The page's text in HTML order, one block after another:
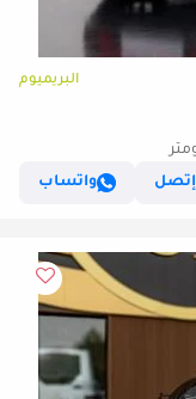
البريميوم
إتصل
واتساب